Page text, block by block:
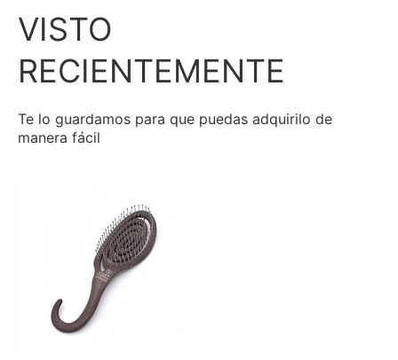
VISTO
RECIENTEMENTE
Te lo guardamos para que puedas adquirilo de
manera fácil